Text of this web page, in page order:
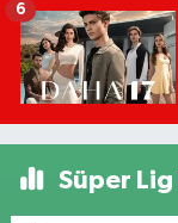
6
Süper